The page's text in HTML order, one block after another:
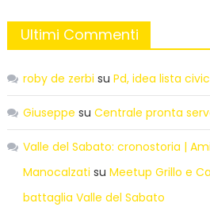
Ultimi Commenti
roby de zerbi su Pd, idea lista
Giuseppe su Centrale pronta
Valle del Sabato: cronostoria |
Manocalzati su Meetup Grillo e
battaglia Valle del Sabato